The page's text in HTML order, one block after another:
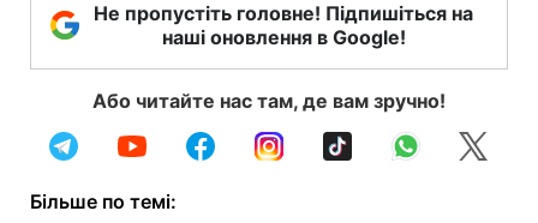
Не пропустіть головне! Підпишіться на
наші оновлення в Google!
Або читайте нас там, де вам зручно!
Більше по темі: